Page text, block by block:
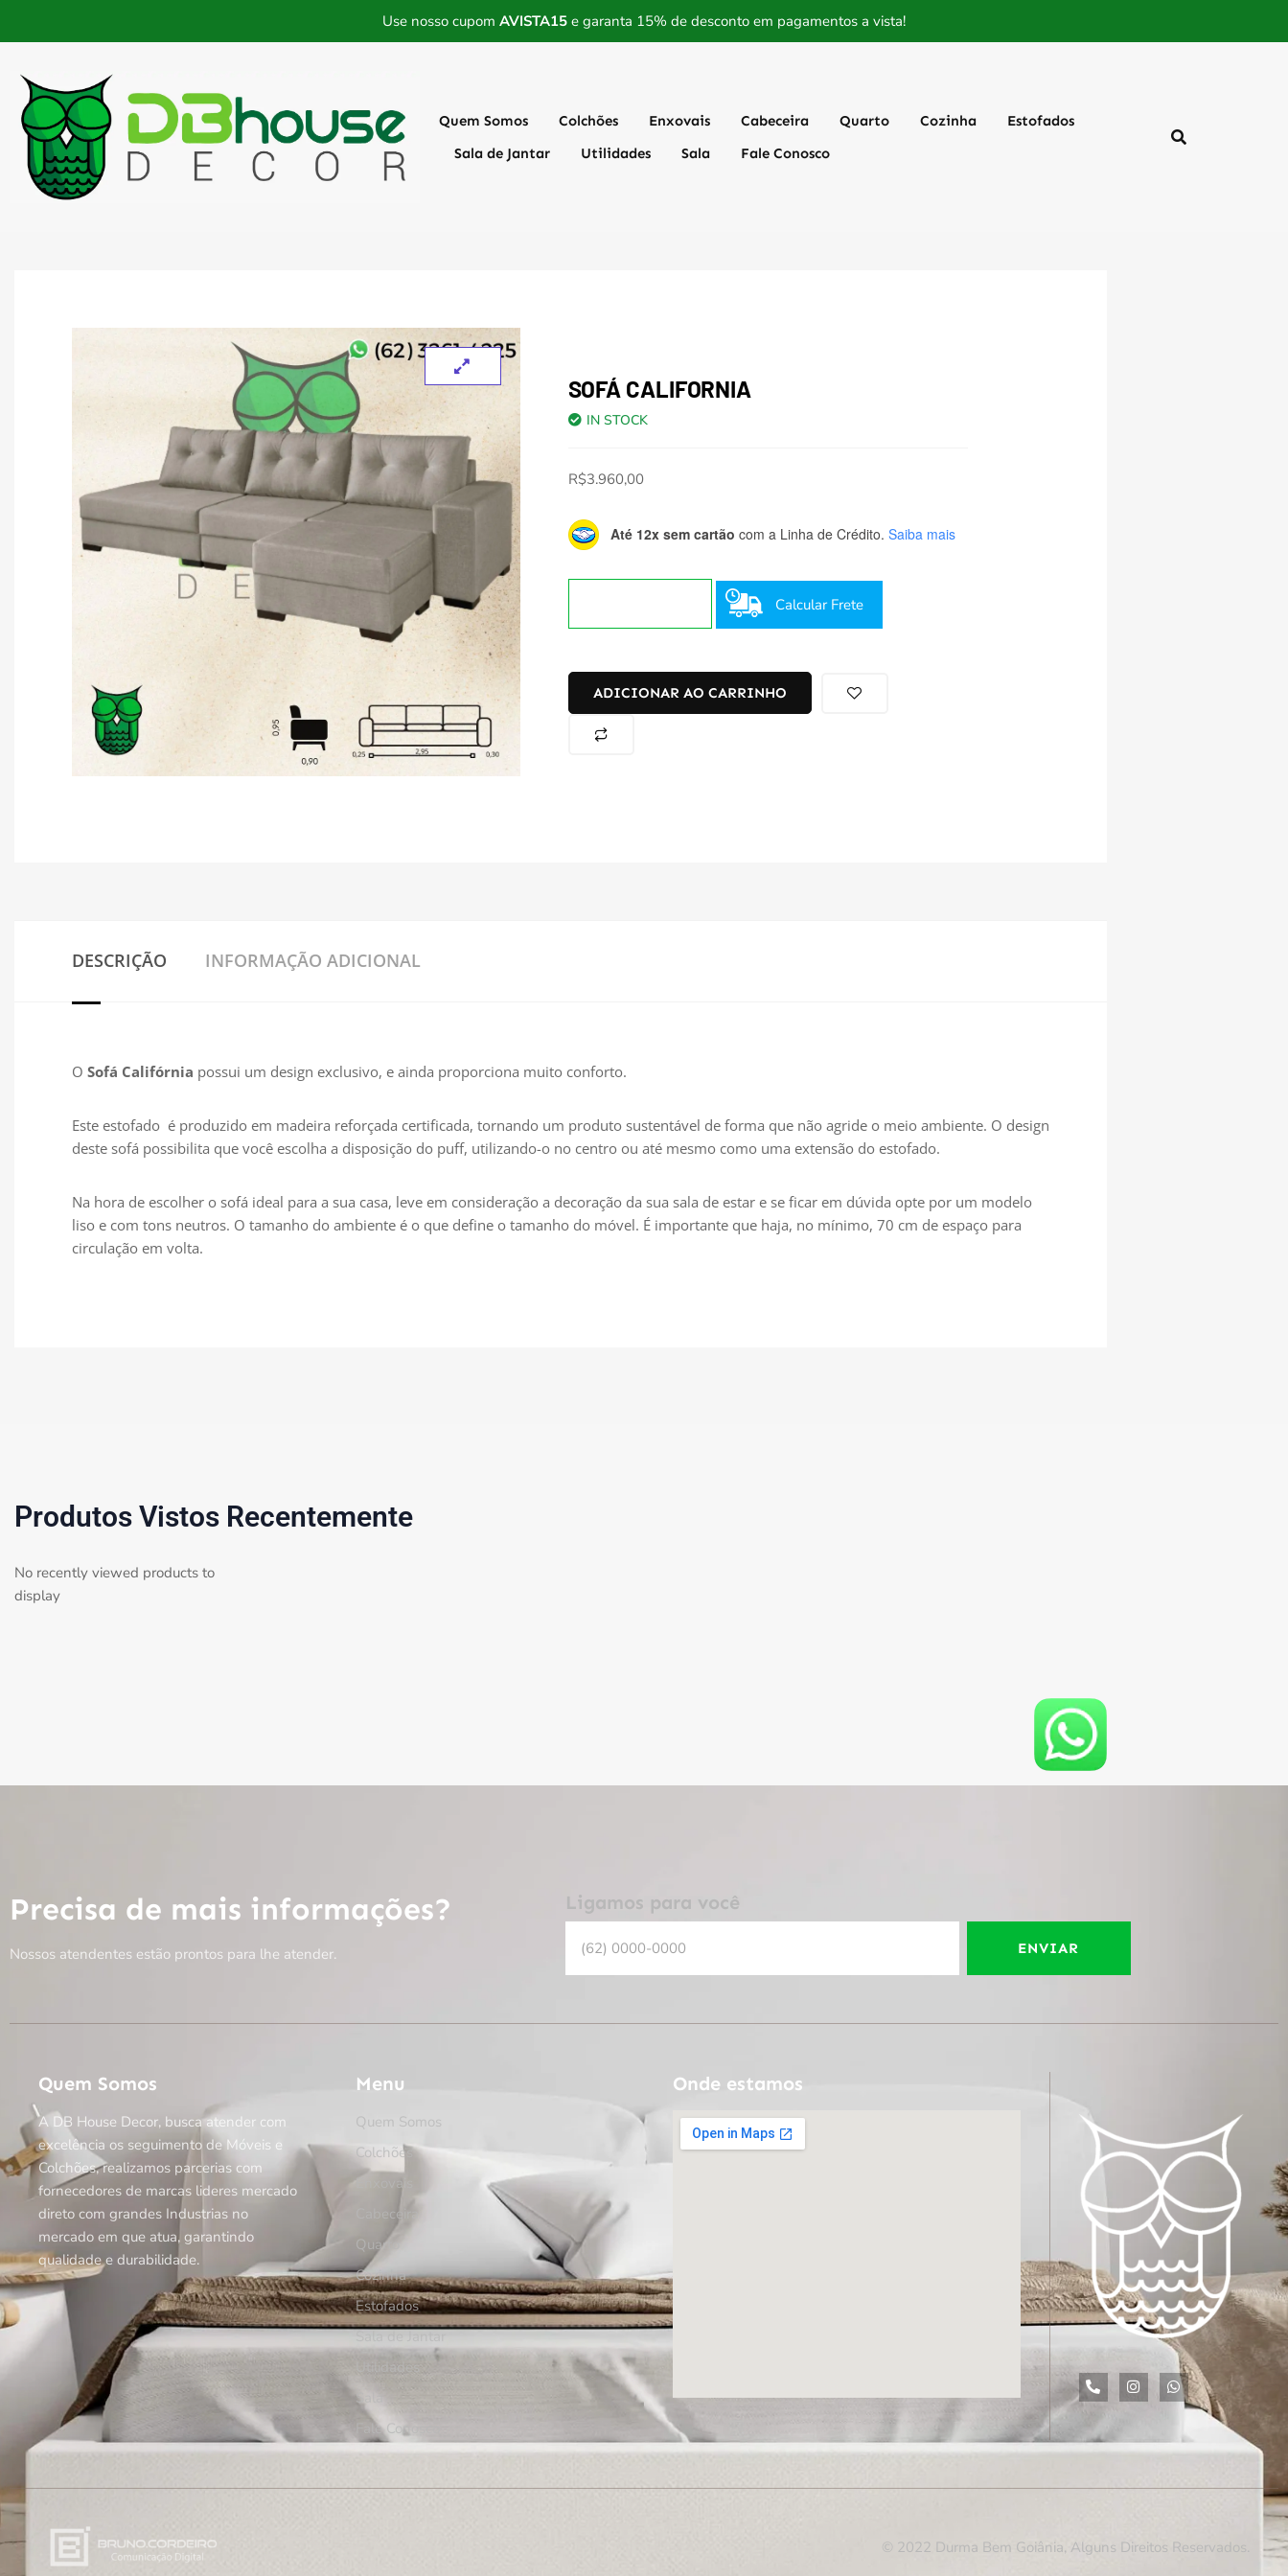
Use nosso cupom AVISTA15 e garanta 15% de desconto em pagamentos a vista!
Quem Somos Colchões Enxovais Cabeceira Quarto Cozinha
Estofados
Sala de Jantar
Utilidades Sala Fale Conosco
SOFÁ CALIFORNIA
IN STOCK
R$3.960,00
Até 12x sem cartão com a Linha de Crédito. Saiba mais
Calcular Frete
ADICIONAR AO CARRINHO
DESCRIÇÃO INFORMAÇÃO ADICIONAL
O Sofá Califórnia possui um design exclusivo, e ainda proporciona muito conforto.
Este estofado é produzido em madeira reforçada certificada, tornando um produto sustentável de forma que não agride o meio ambiente. O design
deste sofá possibilita que você escolha a disposição do puff, utilizando-o no centro ou até mesmo como uma extensão do estofado.
Na hora de escolher o sofá ideal para a sua casa, leve em consideração a decoração da sua sala de estar e se ficar em dúvida opte por um modelo
liso e com tons neutros. O tamanho do ambiente é o que define o tamanho do móvel. É importante que haja, no mínimo, 70 cm de espaço para
circulação em volta.
Produtos Vistos Recentemente
No recently viewed products to
display
Precisa de mais informações?
Nossos atendentes estão prontos para lhe atender.
Ligamos para você
ENVIAR
Quem Somos
A DB House Decor, busca atender com
excelência os seguimento de Móveis e
Colchões, realizamos parcerias com
fornecedores de marcas lideres mercado
direto com grandes Industrias no
mercado em que atua, garantindo
qualidade e durabilidade.
Menu
Quem Somos
Colchões
Cabeceira
Quarto
Cozinha
Estofados
Sala de Jantar
Sala
Fale Conosco
Onde estamos
© 2022 Durma Bem Goiânia, Alguns Direitos Reservados.